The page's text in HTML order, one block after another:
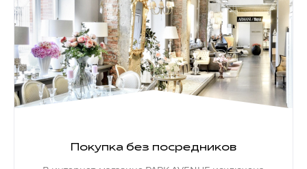
Покупка без посредников